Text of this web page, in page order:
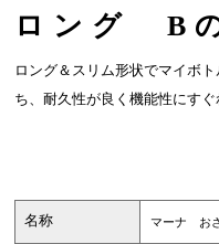
ロング B
ロング＆スリム形状でマイボ
ち、耐久性が良く機能性にすぐ
名称 マーナ お